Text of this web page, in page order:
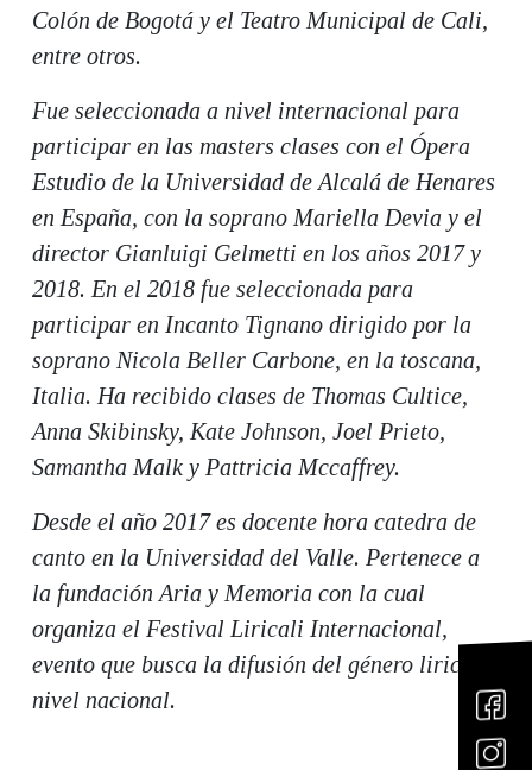
Colón de Bogotá y el Teatro Municipal de Cali,
entre otros.
Fue seleccionada a nivel internacional para
participar en las masters clases con el Ópera
Estudio de la Universidad de Alcalá de Henares
en España, con la soprano Mariella Devia y el
director Gianluigi Gelmetti en los años 2017 y
2018. En el 2018 fue seleccionada para
participar en Incanto Tignano dirigido por la
soprano Nicola Beller Carbone, en la toscana,
Italia. Ha recibido clases de Thomas Cultice,
Anna Skibinsky, Kate Johnson, Joel Prieto,
Samantha Malk y Pattricia Mccaffrey.
Desde el año 2017 es docente hora catedra de
canto en la Universidad del Valle. Pertenece a
la fundación Aria y Memoria con la cual
organiza el Festival Liricali Internacional,
evento que busca la difusión del género lirico a
nivel nacional.